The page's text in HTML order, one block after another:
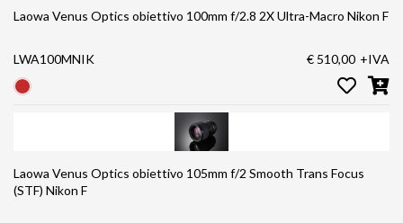
Laowa Venus Optics obiettivo 100mm f/2.8 2X Ultra-Macro Nikon F
LWA100MNIK € 510,00 +IVA
Laowa Venus Optics obiettivo 105mm f/2 Smooth Trans Focus
(STF) Nikon F